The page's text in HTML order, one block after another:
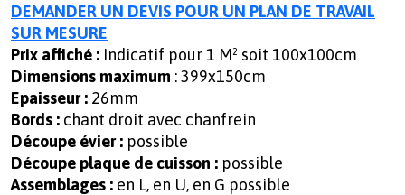
DEMANDER UN DEVIS POUR UN PLAN DE TRAVAIL
SUR MESURE
Prix affiché : Indicatif pour 1 M² soit 100x100cm
Dimensions maximum : 399x150cm
Epaisseur : 26mm
Bords : chant droit avec chanfrein
Découpe évier : possible
Découpe plaque de cuisson : possible
Assemblages : en L, en U, en G possible